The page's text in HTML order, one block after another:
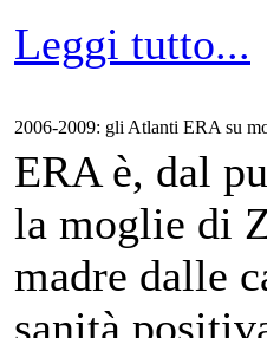
Leggi tutto...
2006-2009: gli Atlanti ERA su
ERA è, dal
la moglie di
madre dalle
sanità